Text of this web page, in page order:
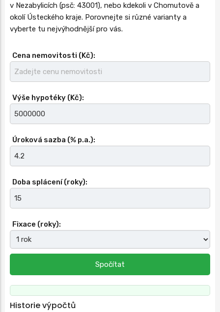
v Nezabylicích (psč: 43001), nebo kdekoli v Chomutově a
okolí Ústeckého kraje. Porovnejte si různé varianty a
vyberte tu nejvýhodnější pro vás.
Cena nemovitosti (Kč):
Výše hypotéky (Kč):
Úroková sazba (% p.a.):
Doba splácení (roky):
Fixace (roky):
Spočítat
Historie výpočtů